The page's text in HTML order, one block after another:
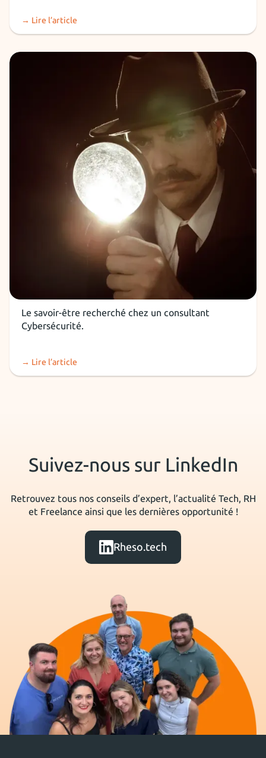
→ Lire l’article
Métier Cybersécurité
Le savoir-être recherché chez un consultant
Cybersécurité.
→ Lire l’article
Suivez-nous sur LinkedIn
Retrouvez tous nos conseils d’expert, l’actualité Tech, RH
et Freelance ainsi que les dernières opportunité !
Rheso.tech